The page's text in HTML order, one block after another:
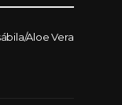
Aloe Vera